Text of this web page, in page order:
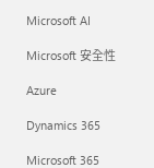
Microsoft AI
Microsoft 安全性
Azure
Dynamics 365
Microsoft 365